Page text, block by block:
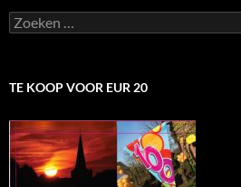
Zoeken
naar:
TE KOOP VOOR EUR 20